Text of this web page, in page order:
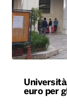
euro per